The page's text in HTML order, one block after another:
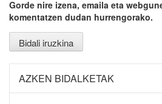
Gorde nire izena, emaila eta
komentatzen dudan hurrengorako.
AZKEN BIDALKETAK